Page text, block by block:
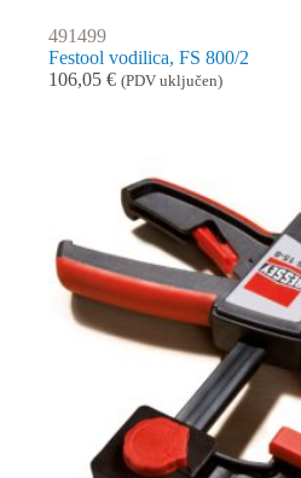
491499
Festool vodilica, FS 800/2
106,05 € (PDV uključen)